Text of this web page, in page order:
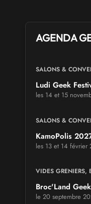
AGENDA
SALONS &
Ludi Geek
les 14 et 15
SALONS &
KamoPolis
les 13 et 14 février
VIDES GRENIERS,
Broc'Land
le 20 septembre